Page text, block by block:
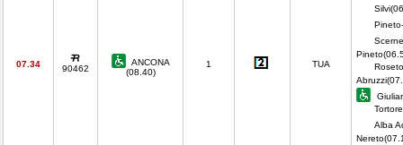
07.34 90462
ANCONA
(08.40)
1 TUA
Alba